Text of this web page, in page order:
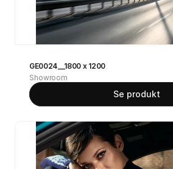
GE0024__1800 x 1200
Showroom
Se produkt